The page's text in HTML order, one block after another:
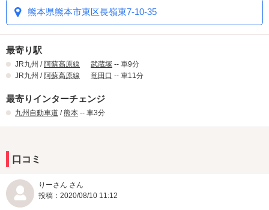
熊本県熊本市東区長嶺東7-10-35
最寄り駅
JR九州 / 阿蘇高原線 武蔵塚 -- 車9分
JR九州 / 阿蘇高原線 竜田口 -- 車11分
最寄りインターチェンジ
九州自動車道 /熊本 -- 車3分
口コミ
りーさん さん
投稿：2020/08/10 11:12